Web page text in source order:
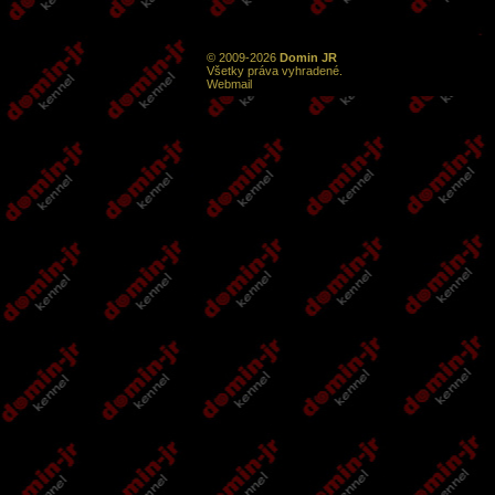
© 2009-2026 Domin JR
Všetky práva vyhradené.
Webmail